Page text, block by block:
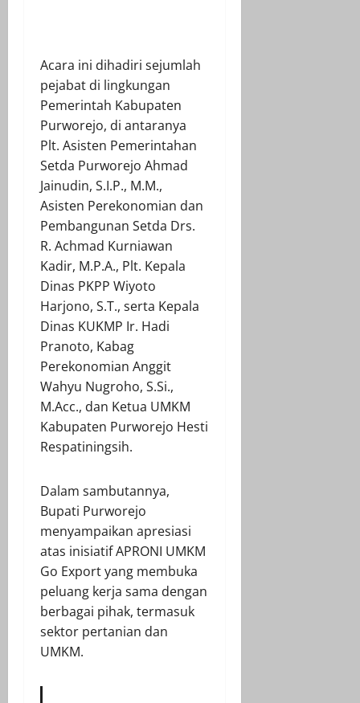
Acara ini dihadiri sejumlah
pejabat di lingkungan
Pemerintah Kabupaten
Purworejo, di antaranya
Plt. Asisten Pemerintahan
Setda Purworejo Ahmad
Jainudin, S.I.P., M.M.,
Asisten Perekonomian dan
Pembangunan Setda Drs.
R. Achmad Kurniawan
Kadir, M.P.A., Plt. Kepala
Dinas PKPP Wiyoto
Harjono, S.T., serta Kepala
Dinas KUKMP Ir. Hadi
Pranoto, Kabag
Perekonomian Anggit
Wahyu Nugroho, S.Si.,
M.Acc., dan Ketua UMKM
Kabupaten Purworejo Hesti
Respatiningsih.
Dalam sambutannya,
Bupati Purworejo
menyampaikan apresiasi
atas inisiatif APRONI UMKM
Go Export yang membuka
peluang kerja sama dengan
berbagai pihak, termasuk
sektor pertanian dan
UMKM.